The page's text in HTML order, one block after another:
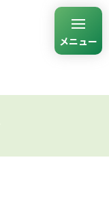
メニュー